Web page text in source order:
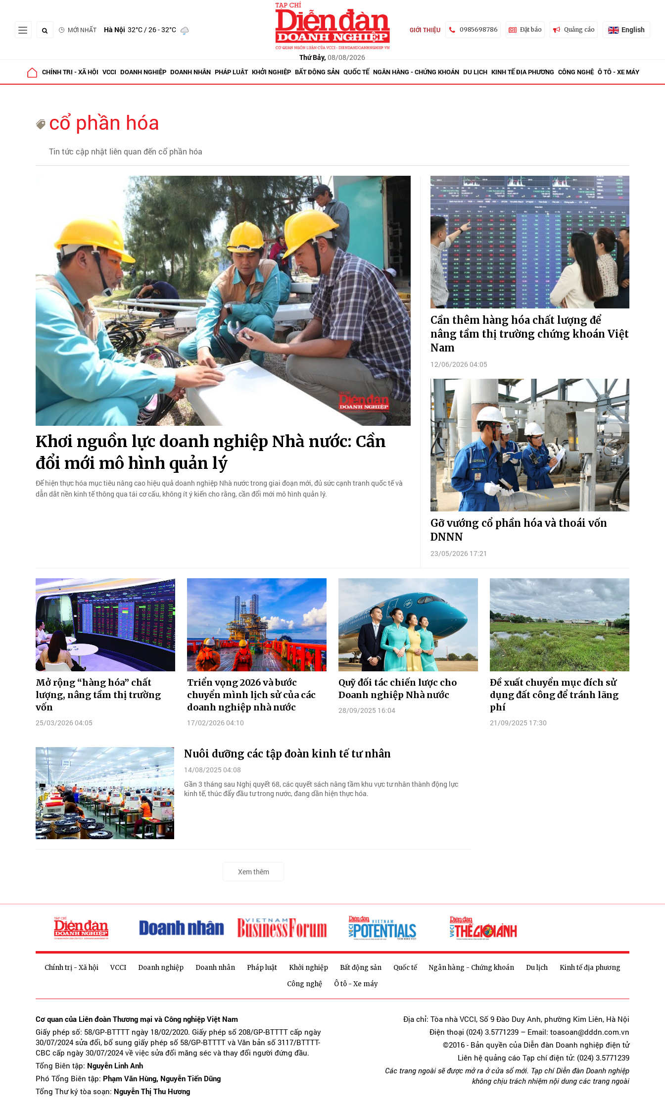
MỚI NHẤT Hà Nội 32°C/ 26 - 32°C
Thứ Bảy, 08/08/2026
GIỚI THIỆU 0985698786 Đặt báo Quảng cáo English
CHÍNH TRỊ - XÃ HỘI VCCI DOANH NGHIỆP DOANH NHÂN PHÁP LUẬT KHỞI NGHIỆP BẤT ĐỘNG SẢN QUỐC TẾ NGÂN HÀNG - CHỨNG KHOÁN DU LỊCH KINH TẾ ĐỊA PHƯƠNG CÔNG NGHỆ Ô TÔ - XE MÁY
cổ phần hóa
Tin tức cập nhật liên quan đến cổ phần hóa
Khơi nguồn lực doanh nghiệp Nhà nước: Cần
đổi mới mô hình quản lý
Để hiện thực hóa mục tiêu nâng cao hiệu quả doanh nghiệp Nhà nước trong giai đoạn mới, đủ sức cạnh tranh quốc tế và
dẫn dắt nền kinh tế thông qua tái cơ cấu, không ít ý kiến cho rằng, cần đổi mới mô hình quản lý.
Cần thêm hàng hóa chất lượng để
nâng tầm thị trường chứng khoán Việt
Nam
12/06/2026 04:05
Gỡ vướng cổ phần hóa và thoái vốn
DNNN
23/05/2026 17:21
Mở rộng “hàng hóa” chất
lượng, nâng tầm thị trường
vốn
25/03/2026 04:05
Triển vọng 2026 và bước
chuyển mình lịch sử của các
doanh nghiệp nhà nước
17/02/2026 04:10
Quỹ đối tác chiến lược cho
Doanh nghiệp Nhà nước
28/09/2025 16:04
Đề xuất chuyển mục đích sử
dụng đất công để tránh lãng
phí
21/09/2025 17:30
Nuôi dưỡng các tập đoàn kinh tế tư nhân
14/08/2025 04:08
Gần 3 tháng sau Nghị quyết 68, các quyết sách nâng tầm khu vực tư nhân thành động lực
kinh tế, thúc đẩy đầu tư trong nước, đang dần hiện thực hóa.
Xem thêm
Chính trị - Xã hội VCCI Doanh nghiệp Doanh nhân Pháp luật Khởi nghiệp Bất động sản Quốc tế Ngân hàng - Chứng khoán Du lịch
Kinh tế địa phương
Công nghệ
Ô tô - Xe máy
Cơ quan của Liên đoàn Thương mại và Công nghiệp Việt Nam
Giấy phép số: 58/GP-BTTTT ngày 18/02/2020. Giấy phép số 208/GP-BTTTT cấp ngày
30/07/2024 sửa đổi, bổ sung giấy phép số 58/GP-BTTTT và Văn bản số 3117/BTTTT-
CBC cấp ngày 30/07/2024 về việc sửa đổi măng séc và thay đổi người đứng đầu.
Tổng Biên tập: Nguyễn Linh Anh
Phó Tổng Biên tập: Phạm Văn Hùng, Nguyễn Tiến Dũng
Tổng Thư ký tòa soạn: Nguyễn Thị Thu Hương
Địa chỉ: Tòa nhà VCCI, Số 9 Đào Duy Anh, phường Kim Liên, Hà Nội
Điện thoại (024) 3.5771239 – Email: toasoan@dddn.com.vn
©2016 - Bản quyền của Diễn đàn Doanh nghiệp điện tử
Liên hệ quảng cáo Tạp chí điện tử: (024) 3.5771239
Các trang ngoài sẽ được mở ra ở cửa sổ mới. Tạp chí Diễn đàn Doanh nghiệp
không chịu trách nhiệm nội dung các trang ngoài